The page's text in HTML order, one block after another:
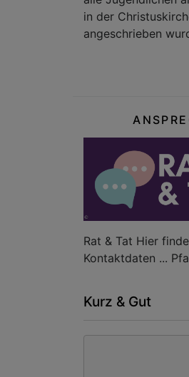
in der
angeschrieben
Rat & Tat Hier
Kontaktdaten ...
Kurz & Gut